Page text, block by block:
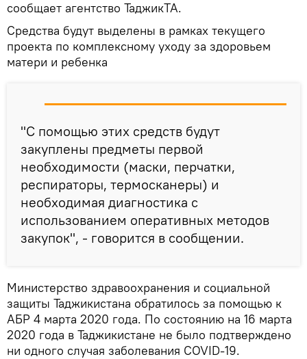
сообщает агентство ТаджикТА.
Средства будут выделены в рамках текущего
проекта по комплексному уходу за здоровьем
матери и ребенка
"С помощью этих средств будут
закуплены предметы первой
необходимости (маски, перчатки,
респираторы, термосканеры) и
необходимая диагностика с
использованием оперативных методов
закупок", - говорится в сообщении.
Министерство здравоохранения и социальной
защиты Таджикистана обратилось за помощью к
АБР 4 марта 2020 года. По состоянию на 16 марта
2020 года в Таджикистане не было подтверждено
ни одного случая заболевания COVID-19.